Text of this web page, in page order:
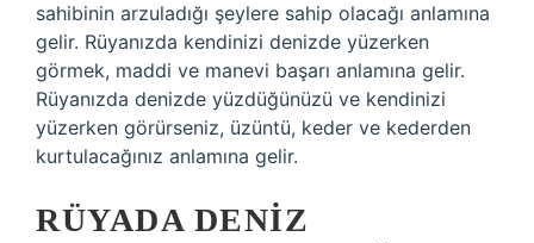
sahibinin arzuladığı şeylere sahip olacağı anlamına
gelir. Rüyanızda kendinizi denizde yüzerken
görmek, maddi ve manevi başarı anlamına gelir.
Rüyanızda denizde yüzdüğünüzü ve kendinizi
yüzerken görürseniz, üzüntü, keder ve kederden
kurtulacağınız anlamına gelir.
RÜYADA DENIZ